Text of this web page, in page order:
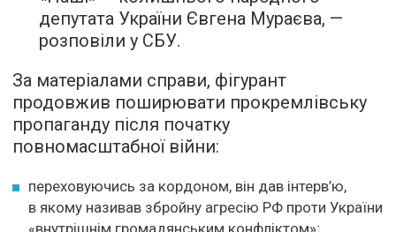
депутата України Євгена Мураєва, —
розповіли у СБУ.
За матеріалами справи, фігурант
продовжив поширювати прокремлівську
пропаганду після початку
повномасштабної війни:
переховуючись за кордоном, він дав інтерв’ю,
в якому називав збройну агресію РФ проти України
«внутрішнім громадянським конфліктом»;